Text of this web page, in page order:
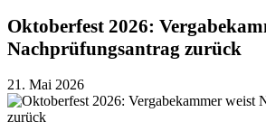
Oktoberfest 2026:
Nachprüfungsantrag zurück
21. Mai 2026